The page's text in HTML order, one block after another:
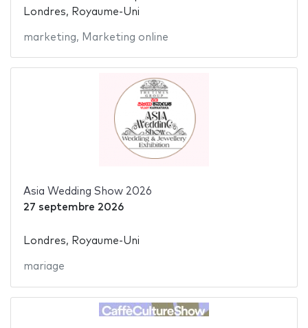
Londres, Royaume-Uni
marketing, Marketing online
Asia Wedding Show 2026
27 septembre 2026
Londres, Royaume-Uni
mariage